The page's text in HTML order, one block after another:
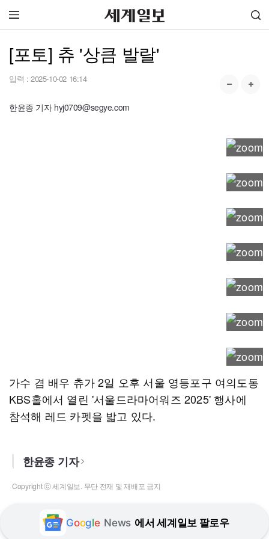
[포토] 츄 '상큼 발랄'
입력 : 2025-10-02 16:14
한윤종 기자 hyj0709@segye.com
가수 겸 배우 츄가 2일 오후 서울 영등포구 여의도동
KBS홀에서 열린 '서울드라마어워즈 2025' 행사에
참석해 레드 카펫을 밟고 있다.
한윤종 기자
Copyright ⓒ 세계일보. 무단 전재 및 재배포 금지
Google News 에서 세계일보 팔로우